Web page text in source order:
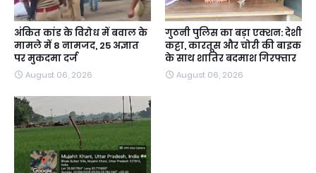
अंकित कांड के विरोध में बवाल के
मामले में 8 नामजद, 25 अज्ञात
पर मुकदमा दर्ज
August 06, 2026
गुठनी पुलिस का बड़ा एक्शन: देशी
कट्टा, कारतूस और चोरी की बाइक
के साथ शातिर बदमाश गिरफ्तार
August 06, 2026